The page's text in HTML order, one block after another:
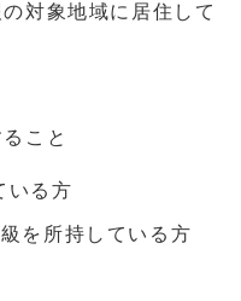
対象地域に居住して
こと
いる方
を所持している方